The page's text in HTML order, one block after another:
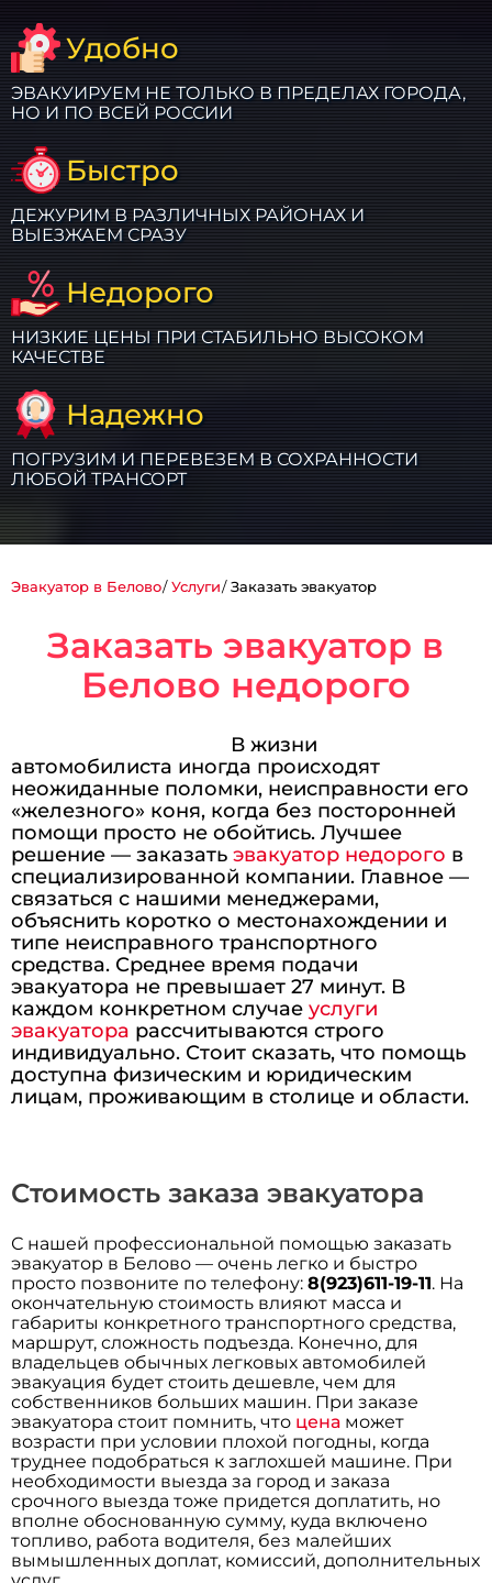
Удобно
ЭВАКУИРУЕМ НЕ ТОЛЬКО В ПРЕДЕЛАХ ГОРОДА,
НО И ПО ВСЕЙ РОССИИ
Быстро
ДЕЖУРИМ В РАЗЛИЧНЫХ РАЙОНАХ И
ВЫЕЗЖАЕМ СРАЗУ
Недорого
НИЗКИЕ ЦЕНЫ ПРИ СТАБИЛЬНО ВЫСОКОМ
КАЧЕСТВЕ
Надежно
ПОГРУЗИМ И ПЕРЕВЕЗЕМ В СОХРАННОСТИ
ЛЮБОЙ ТРАНСОРТ
Эвакуатор в Белово Услуги Заказать эвакуатор
Заказать эвакуатор в
Белово недорого
В жизни
автомобилиста иногда происходят
неожиданные поломки, неисправности его
«железного» коня, когда без посторонней
помощи просто не обойтись. Лучшее
решение — заказатьэвакуатор недорого в
специализированной компании. Главное —
связаться с нашими менеджерами,
объяснить коротко о местонахождении и
типе неисправного транспортного
средства. Среднее время подачи
эвакуатора не превышает 27 минут. В
каждом конкретном случаеуслуги
эвакуатора рассчитываются строго
индивидуально. Стоит сказать, что помощь
доступна физическим и юридическим
лицам, проживающим в столице и области.
Стоимость заказа эвакуатора
С нашей профессиональной помощью заказать
эвакуатор в Белово — очень легко и быстро
просто позвоните по телефону:8(923)611-19-11. На
окончательную стоимость влияют масса и
габариты конкретного транспортного средства,
маршрут, сложность подъезда. Конечно, для
владельцев обычных легковых автомобилей
эвакуация будет стоить дешевле, чем для
собственников больших машин. При заказе
эвакуатора стоит помнить, что цена может
возрасти при условии плохой погодны, когда
труднее подобраться к заглохшей машине. При
необходимости выезда за город и заказа
срочного выезда тоже придется доплатить, но
вполне обоснованную сумму, куда включено
топливо, работа водителя, без малейших
вымышленных доплат, комиссий, дополнительных